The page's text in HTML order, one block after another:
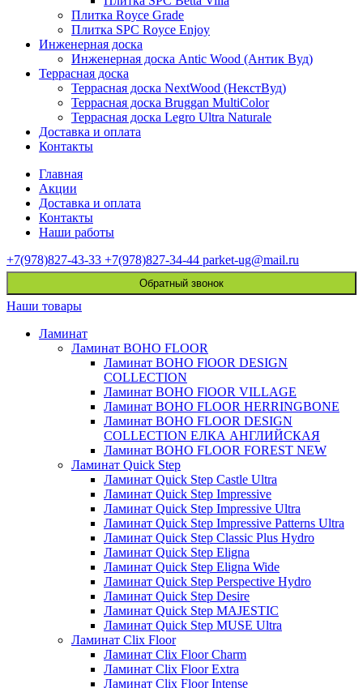
Плитка Royce Grade
Плитка SPC Royce Enjoy
Инженерная доска
Инженерная доска Antic Wood (Антик Вуд)
Террасная доска
Террасная доска NextWood (НекстВуд)
Террасная доска Bruggan MultiColor
Террасная доска Legro Ultra Naturale
Доставка и оплата
Контакты
Главная
Акции
Доставка и оплата
Контакты
Наши работы
+7(978)827-43-33 +7(978)827-34-44 parket-ug@mail.ru
Обратный звонок
Наши товары
Ламинат
Ламинат BOHO FLOOR
Ламинат BOHO FlOOR DESIGN
COLLECTION
Ламинат BOHO FlOOR VILLAGE
Ламинат BOHO FLOOR HERRINGBONE
Ламинат BOHO FLOOR DESIGN
COLLECTION ЕЛКА АНГЛИЙСКАЯ
Ламинат BOHO FLOOR FOREST NEW
Ламинат Quick Step
Ламинат Quick Step Castle Ultra
Ламинат Quick Step Impressive
Ламинат Quick Step Impressive Ultra
Ламинат Quick Step Impressive Patterns Ultra
Ламинат Quick Step Classic Plus Hydro
Ламинат Quick Step Eligna
Ламинат Quick Step Eligna Wide
Ламинат Quick Step Perspective Hydro
Ламинат Quick Step Desire
Ламинат Quick Step MAJESTIC
Ламинат Quick Step MUSE Ultra
Ламинат Clix Floor
Ламинат Clix Floor Charm
Ламинат Clix Floor Extra
Ламинат Clix Floor Intense